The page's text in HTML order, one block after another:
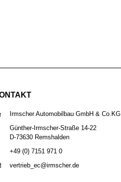
Irmscher Automobilbau GmbH & Co.KG
Günther-Irmscher-Straße 14-22
D-73630 Remshalden
+49 (0) 7151 971 0
vertrieb_ec@irmscher.de